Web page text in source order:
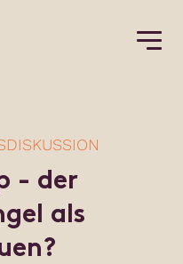
- der
als